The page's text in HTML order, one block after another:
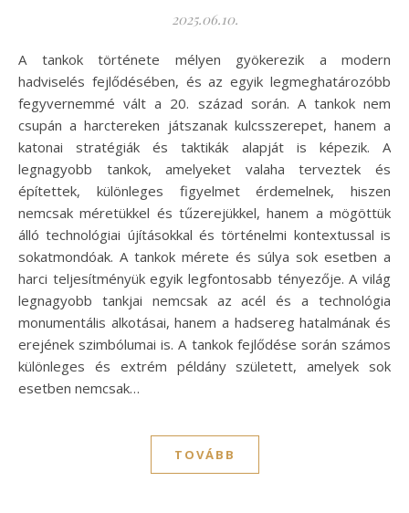
2025.06.10.
A tankok története mélyen gyökerezik a modern
hadviselés fejlődésében, és az egyik legmeghatározóbb
fegyvernemmé vált a 20. század során. A tankok nem
csupán a harctereken játszanak kulcsszerepet, hanem a
katonai stratégiák és taktikák alapját is képezik. A
legnagyobb tankok, amelyeket valaha terveztek és
építettek, különleges figyelmet érdemelnek, hiszen
nemcsak méretükkel és tűzerejükkel, hanem a mögöttük
álló technológiai újításokkal és történelmi kontextussal is
sokatmondóak. A tankok mérete és súlya sok esetben a
harci teljesítményük egyik legfontosabb tényezője. A világ
legnagyobb tankjai nemcsak az acél és a technológia
monumentális alkotásai, hanem a hadsereg hatalmának és
erejének szimbólumai is. A tankok fejlődése során számos
különleges és extrém példány született, amelyek sok
esetben nemcsak…
TOVÁBB